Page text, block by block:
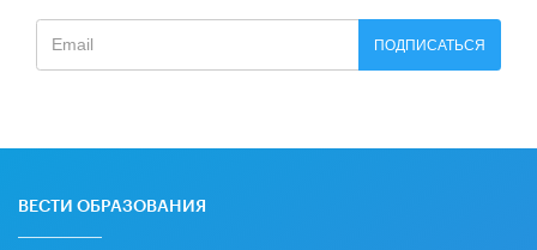
ПОДПИСАТЬСЯ
ВЕСТИ ОБРАЗОВАНИЯ